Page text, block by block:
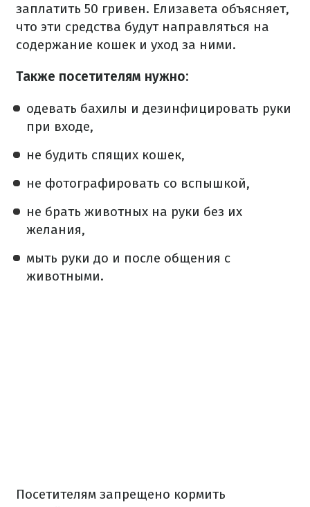
заплатить 50 гривен. Елизавета объясняет,
что эти средства будут направляться на
содержание кошек и уход за ними.
Также посетителям нужно:
одевать бахилы и дезинфицировать руки
при входе,
не будить спящих кошек,
не фотографировать со вспышкой,
не брать животных на руки без их
желания,
мыть руки до и после общения с
животными.
Посетителям запрещено кормить